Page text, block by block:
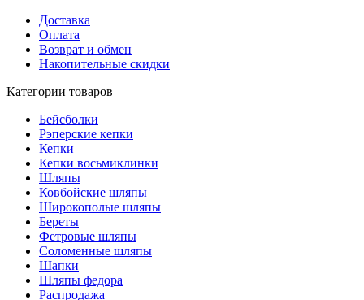
Доставка
Оплата
Возврат и обмен
Накопительные скидки
Категории товаров
Бейсболки
Рэперские кепки
Кепки
Кепки восьмиклинки
Шляпы
Ковбойские шляпы
Широкополые шляпы
Береты
Фетровые шляпы
Соломенные шляпы
Шапки
Шляпы федора
Распродажа